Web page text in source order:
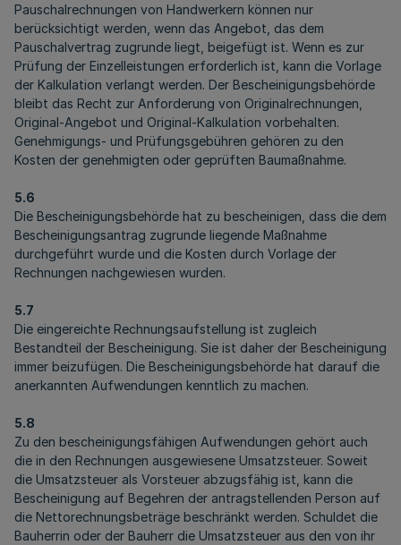
Pauschalrechnungen von Handwerkern können nur
berücksichtigt werden, wenn das Angebot, das dem
Pauschalvertrag zugrunde liegt, beigefügt ist. Wenn es zur
Prüfung der Einzelleistungen erforderlich ist, kann die Vorlage
der Kalkulation verlangt werden. Der Bescheinigungsbehörde
bleibt das Recht zur Anforderung von Originalrechnungen,
Original-Angebot und Original-Kalkulation vorbehalten.
Genehmigungs- und Prüfungsgebühren gehören zu den
Kosten der genehmigten oder geprüften Baumaßnahme.
5.6
Die Bescheinigungsbehörde hat zu bescheinigen, dass die dem
Bescheinigungsantrag zugrunde liegende Maßnahme
durchgeführt wurde und die Kosten durch Vorlage der
Rechnungen nachgewiesen wurden.
5.7
Die eingereichte Rechnungsaufstellung ist zugleich
Bestandteil der Bescheinigung. Sie ist daher der Bescheinigung
immer beizufügen. Die Bescheinigungsbehörde hat darauf die
anerkannten Aufwendungen kenntlich zu machen.
5.8
Zu den bescheinigungsfähigen Aufwendungen gehört auch
die in den Rechnungen ausgewiesene Umsatzsteuer. Soweit
die Umsatzsteuer als Vorsteuer abzugsfähig ist, kann die
Bescheinigung auf Begehren der antragstellenden Person auf
die Nettorechnungsbeträge beschränkt werden. Schuldet die
Bauherrin oder der Bauherr die Umsatzsteuer aus den von ihr